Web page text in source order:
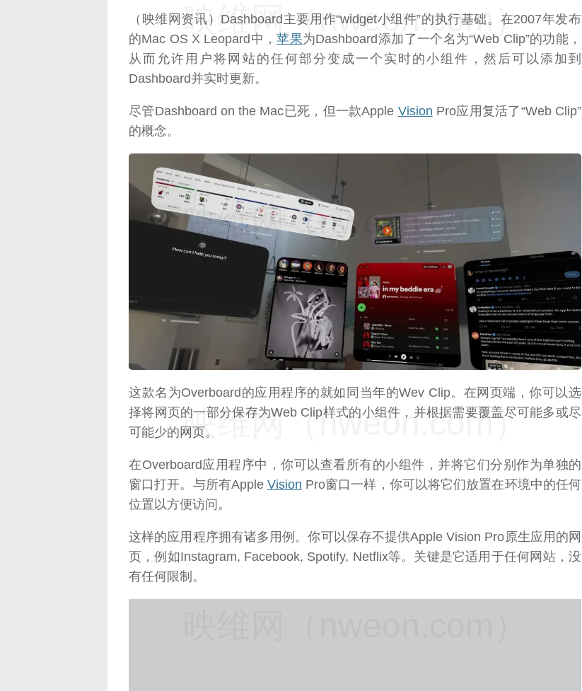
（映维网资讯）Dashboard主要用作“widget小组件”的执行基础。在2007年发布
的Mac OS X Leopard中，苹果为Dashboard添加了一个名为“Web Clip”的功能，
从而允许用户将网站的任何部分变成一个实时的小组件，然后可以添加到
Dashboard并实时更新。
尽管Dashboard on the Mac已死，但一款Apple Vision Pro应用复活了“Web Clip”
的概念。
这款名为Overboard的应用程序的就如同当年的Wev Clip。在网页端，你可以选
择将网页的一部分保存为Web Clip样式的小组件，并根据需要覆盖尽可能多或尽
可能少的网页。
在Overboard应用程序中，你可以查看所有的小组件，并将它们分别作为单独的
窗口打开。与所有Apple Vision Pro窗口一样，你可以将它们放置在环境中的任何
位置以方便访问。
这样的应用程序拥有诸多用例。你可以保存不提供Apple Vision Pro原生应用的网
页，例如Instagram, Facebook, Spotify, Netflix等。关键是它适用于任何网站，没
有任何限制。
映维网（nweon.com）
映维网（nweon.com）
映维网（nweon.com）